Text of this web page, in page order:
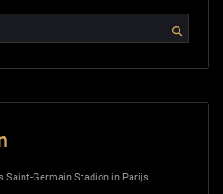
Saint-Germain Stadion in Parijs